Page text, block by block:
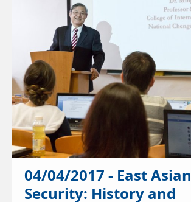
04/04/2017 - East Asian
Security: History and